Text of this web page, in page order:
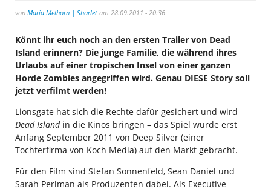
von Maria Melhorn | Sharlet am 28.09.2011 - 20:36
Könnt ihr euch noch an den ersten Trailer von Dead
Island erinnern? Die junge Familie, die während ihres
Urlaubs auf einer tropischen Insel von einer ganzen
Horde Zombies angegriffen wird. Genau DIESE Story soll
jetzt verfilmt werden!
Lionsgate hat sich die Rechte dafür gesichert und wird
Dead Islandin die Kinos bringen – das Spiel wurde erst
Anfang September 2011 von Deep Silver (einer
Tochterfirma von Koch Media) auf den Markt gebracht.
Für den Film sind Stefan Sonnenfeld, Sean Daniel und
Sarah Perlman als Produzenten dabei. Als Executive